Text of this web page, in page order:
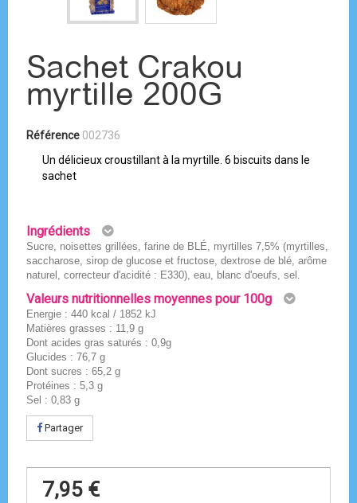
Sachet Crakou
myrtille 200G
Référence 002736
Un délicieux croustillant à la myrtille. 6 biscuits dans le
sachet
Ingrédients
Sucre, noisettes grillées, farine de BLÉ, myrtilles 7,5% (myrtilles,
saccharose, sirop de glucose et fructose, dextrose de blé, arôme
naturel, correcteur d'acidité : E330), eau, blanc d'oeufs, sel.
Valeurs nutritionnelles moyennes pour 100g
Energie : 440 kcal / 1852 kJ
Matières grasses : 11,9 g
Dont acides gras saturés : 0,9g
Glucides : 76,7 g
Dont sucres : 65,2 g
Protéines : 5,3 g
Sel : 0,83 g
Partager
7,95 €